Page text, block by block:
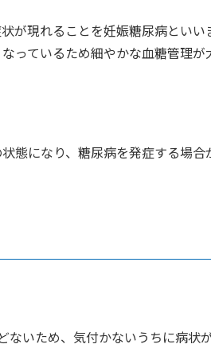
が現れることを妊娠糖尿病とい
っているため細やかな血糖管理が
態になり、糖尿病を発症する場合
いため、気付かないうちに病状